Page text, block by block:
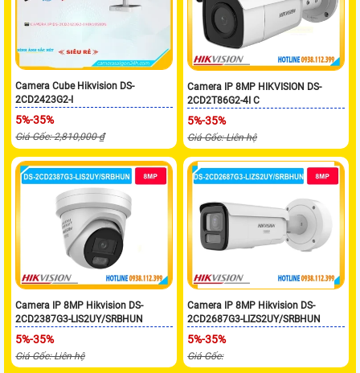
Camera Cube Hikvision DS-
2CD2423G2-I
5%-35%
Giá Gốc: 2,810,000 ₫
Camera IP 8MP HIKVISION DS-
2CD2T86G2-4I C
5%-35%
Giá Gốc: Liên hệ
Camera IP 8MP Hikvision DS-
2CD2387G3-LIS2UY/SRBHUN
5%-35%
Giá Gốc: Liên hệ
Camera IP 8MP Hikvision DS-
2CD2687G3-LIZS2UY/SRBHUN
5%-35%
Giá Gốc: